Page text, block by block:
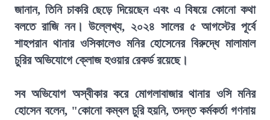
জানান, তিনি চাকরি ছেড়ে দিয়েছেন এবং এ বিষয়ে কোনো কথা
বলতে রাজি নন। উল্লেখ্য, ২০২৪ সালের ৫ আগস্টের পূর্বে
শাহপরান থানার ওসিকালেও মনির হোসেনের বিরুদ্ধে মালামাল
চুরির অভিযোগে ক্লোজ হওয়ার রেকর্ড রয়েছে।
সব অভিযোগ অস্বীকার করে মোগলাবাজার থানার ওসি মনির
হোসেন বলেন, "কোনো কম্বল চুরি হয়নি, তদন্ত কর্মকর্তা গণনায়